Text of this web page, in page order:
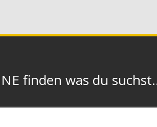
finden was du